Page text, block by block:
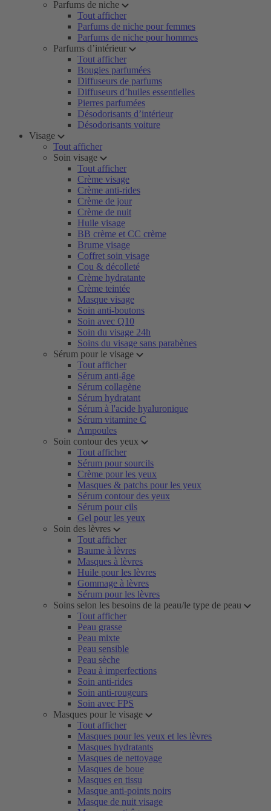
Parfums de niche
Tout afficher
Parfums de niche pour femmes
Parfums de niche pour hommes
Parfums d’intérieur
Tout afficher
Bougies parfumées
Diffuseurs de parfums
Diffuseurs d’huiles essentielles
Pierres parfumées
Désodorisants d’intérieur
Désodorisants voiture
Visage
Tout afficher
Soin visage
Tout afficher
Crème visage
Crème anti-rides
Crème de jour
Crème de nuit
Huile visage
BB crème et CC crème
Brume visage
Coffret soin visage
Cou & décolleté
Crème hydratante
Crème teintée
Masque visage
Soin anti-boutons
Soin avec Q10
Soin du visage 24h
Soins du visage sans parabènes
Sérum pour le visage
Tout afficher
Sérum anti-âge
Sérum collagène
Sérum hydratant
Sérum à l'acide hyaluronique
Sérum vitamine C
Ampoules
Soin contour des yeux
Tout afficher
Sérum pour sourcils
Crème pour les yeux
Masques & patchs pour les yeux
Sérum contour des yeux
Sérum pour cils
Gel pour les yeux
Soin des lèvres
Tout afficher
Baume à lèvres
Masques à lèvres
Huile pour les lèvres
Gommage à lèvres
Sérum pour les lèvres
Soins selon les besoins de la peau/le type de peau
Tout afficher
Peau grasse
Peau mixte
Peau sensible
Peau sèche
Peau à imperfections
Soin anti-rides
Soin anti-rougeurs
Soin avec FPS
Masques pour le visage
Tout afficher
Masques pour les yeux et les lèvres
Masques hydratants
Masques de nettoyage
Masques de boue
Masques en tissu
Masque anti-points noirs
Masque de nuit visage